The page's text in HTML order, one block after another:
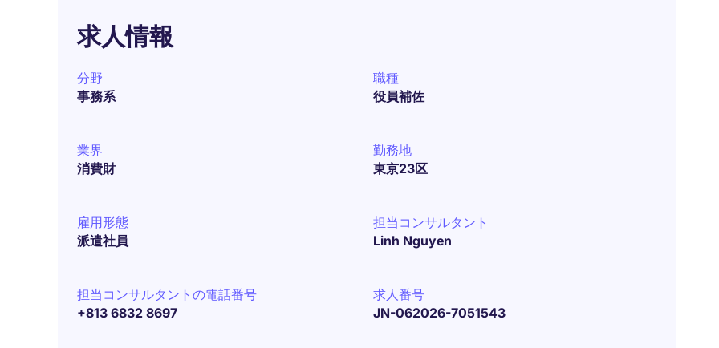
求人情報
分野
事務系
職種
役員補佐
業界
消費財
勤務地
東京23区
雇用形態
派遣社員
担当コンサルタント
Linh Nguyen
担当コンサルタントの電話番号
+813 6832 8697
求人番号
JN-062026-7051543